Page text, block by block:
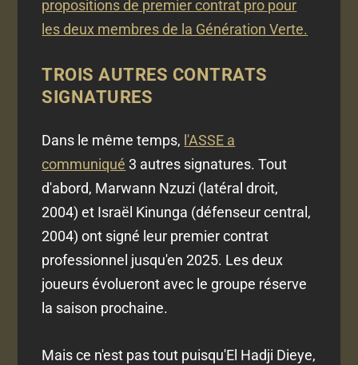
propositions de premier contrat pro pour
les deux membres de la Génération Verte.
TROIS AUTRES CONTRATS
SIGNATURES
Dans le même temps, l'ASSE a
communiqué 3 autres signatures. Tout
d'abord, Marwann Nzuzi (latéral droit,
2004) et Israël Kinunga (défenseur central,
2004) ont signé leur premier contrat
professionnel jusqu'en 2025. Les deux
joueurs évolueront avec le groupe réserve
la saison prochaine.
Mais ce n'est pas tout puisqu'El Hadji Dieye,